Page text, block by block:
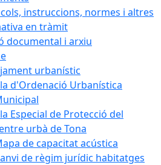
instruccions, normes i altres
en tràmit
documental i arxiu
urbanístic
d'Ordenació Urbanística
Especial de Protecció del
urbà de Tona
de capacitat acústica
de règim jurídic habitatges